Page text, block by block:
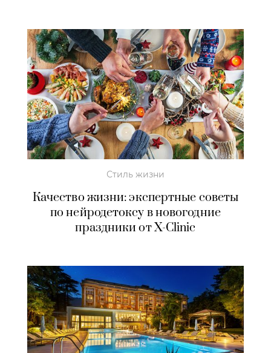
Стиль жизни
Качество жизни: экспертные советы
по нейродетоксу в новогодние
праздники от X-Clinic